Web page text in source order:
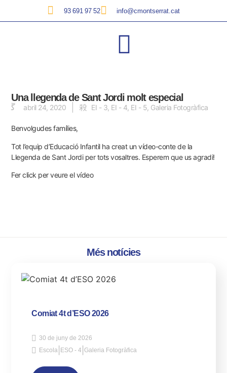
93 691 97 52 info@cmontserrat.cat
Una llegenda de Sant Jordi molt especial
abril 24, 2020 EI - 3 EI - 4 EI - 5 Galeria Fotogràfica
Benvolgudes famílies,
Tot l’equip d’Educació Infantil ha creat un vídeo-conte de la
Llegenda de Sant Jordi per tots vosaltres. Esperem que us agradi!
Fer click per veure el vídeo
Més notícies
Comiat 4t d’ESO 2026
30 de juny de 2026
Escola ESO - 4 |Galeria Fotogràfica